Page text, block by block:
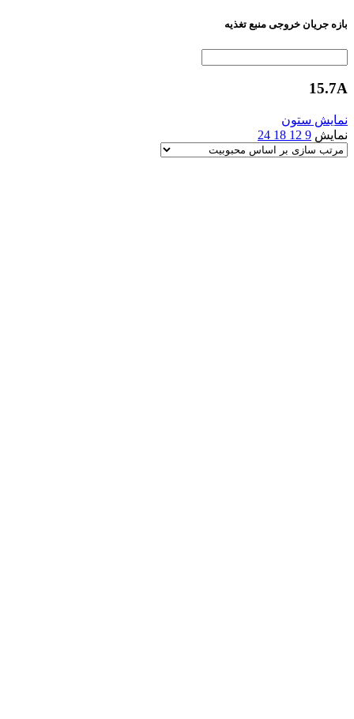
بازه جریان خروجی منبع تغذیه
15.7A
نمایش ستون
نمایش 9
12
18
24